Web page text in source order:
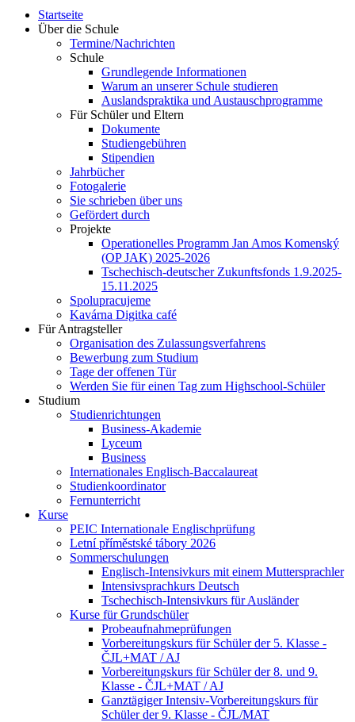
Startseite
Über die Schule
Termine/Nachrichten
Schule
Grundlegende Informationen
Warum an unserer Schule studieren
Auslandspraktika und Austauschprogramme
Für Schüler und Eltern
Dokumente
Studiengebühren
Stipendien
Jahrbücher
Fotogalerie
Sie schrieben über uns
Gefördert durch
Projekte
Operationelles Programm Jan Amos Komenský
(OP JAK) 2025-2026
Tschechisch-deutscher Zukunftsfonds 1.9.2025-
15.11.2025
Spolupracujeme
Kavárna Digitka café
Für Antragsteller
Organisation des Zulassungsverfahrens
Bewerbung zum Studium
Tage der offenen Tür
Werden Sie für einen Tag zum Highschool-Schüler
Studium
Studienrichtungen
Business-Akademie
Lyceum
Business
Internationales Englisch-Baccalaureat
Studienkoordinator
Fernunterricht
Kurse
PEIC Internationale Englischprüfung
Letní příměstské tábory 2026
Sommerschulungen
Englisch-Intensivkurs mit einem Muttersprachler
Intensivsprachkurs Deutsch
Tschechisch-Intensivkurs für Ausländer
Kurse für Grundschüler
Probeaufnahmeprüfungen
Vorbereitungskurs für Schüler der 5. Klasse -
ČJL+MAT / AJ
Vorbereitungskurs für Schüler der 8. und 9.
Klasse - ČJL+MAT / AJ
Ganztägiger Intensiv-Vorbereitungskurs für
Schüler der 9. Klasse - ČJL/MAT